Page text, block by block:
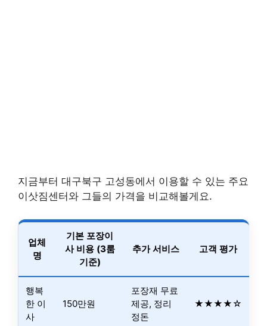
지금부터 대구북구 고성동에서 이용할 수 있는 주요
이삿짐센터와 그들의 가격을 비교해볼게요.
업체
명
기본 포장이
사 비용 (3룸
기준)
추가 서비스 고객 평가
행복
한 이
사
150만원
포장재 무료
제공, 정리
정돈
★★★★☆